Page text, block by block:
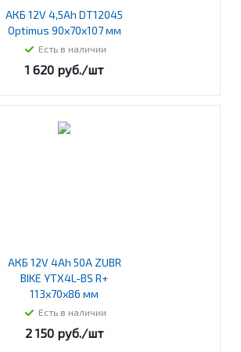
АКБ 12V 4,5Ah DT12045
Optimus 90х70х107 мм
Есть в наличии
1 620 руб./шт
АКБ 12V 4Ah 50A ZUBR
BIKE YTX4L-BS R+
113х70х86 мм
Есть в наличии
2 150 руб./шт